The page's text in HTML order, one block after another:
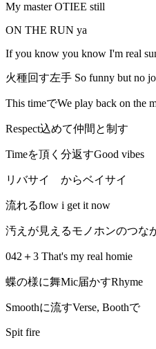
My master OTIEE still
ON THE RUN ya
If you know you know I'm real
火種回す左手 So funny but no
This timeでWe play back on the
Respect込めて仲間と制す
Timeを頂く分返すGood vibes
リバサイ からベイサイ
流れるflow i get it now
汚えが見えるモノホンのつな
042＋3 That's my real homie
蝶の様に舞Mic届かすRhyme
Smoothに流すVerse, Boothで
Spit fire